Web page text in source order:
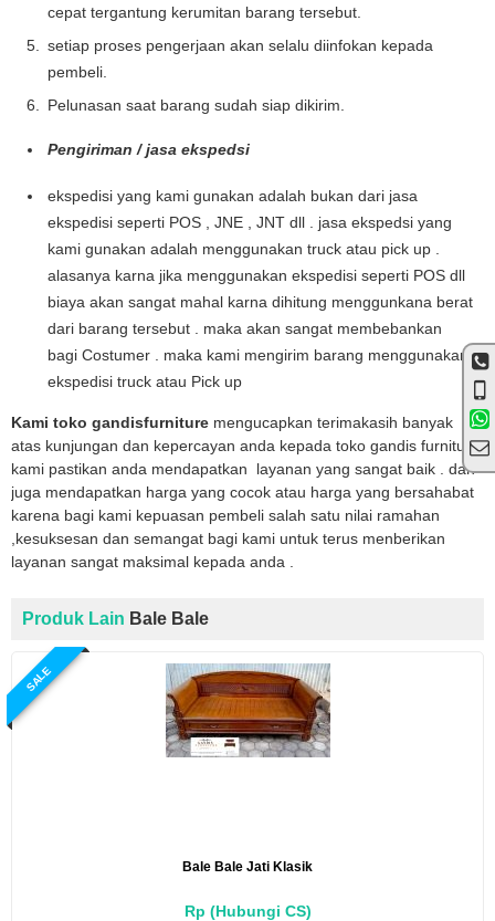
cepat tergantung kerumitan barang tersebut.
setiap proses pengerjaan akan selalu diinfokan kepada
pembeli.
Pelunasan saat barang sudah siap dikirim.
Pengiriman / jasa ekspedsi
ekspedisi yang kami gunakan adalah bukan dari jasa
ekspedisi seperti POS , JNE , JNT dll . jasa ekspedsi yang
kami gunakan adalah menggunakan truck atau pick up .
alasanya karna jika menggunakan ekspedisi seperti POS dll
biaya akan sangat mahal karna dihitung menggunkana berat
dari barang tersebut . maka akan sangat membebankan
bagi Costumer . maka kami mengirim barang menggunakan
ekspedisi truck atau Pick up
Kami toko gandisfurniture mengucapkan terimakasih banyak
atas kunjungan dan kepercayan anda kepada toko gandis furniture
kami pastikan anda mendapatkan layanan yang sangat baik . dan
juga mendapatkan harga yang cocok atau harga yang bersahabat
karena bagi kami kepuasan pembeli salah satu nilai ramahan
,kesuksesan dan semangat bagi kami untuk terus menberikan
layanan sangat maksimal kepada anda .
Produk Lain Bale Bale
SALE
Bale Bale Jati Klasik
Rp (Hubungi CS)